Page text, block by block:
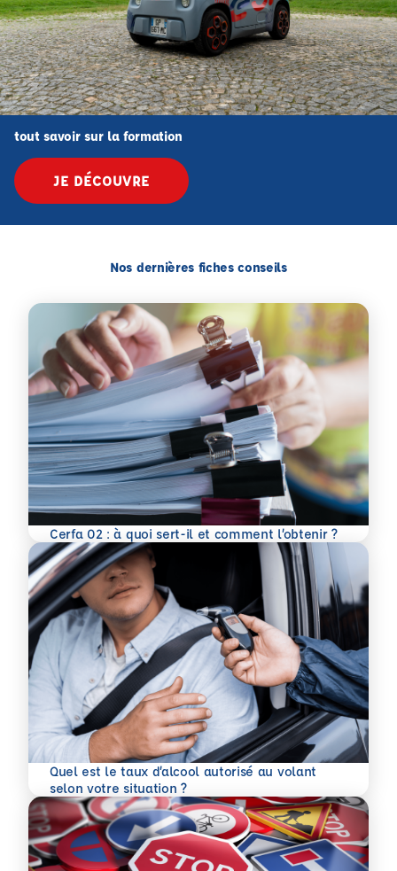
tout savoir sur la formation
JE DÉCOUVRE
Nos dernières fiches conseils
Cerfa 02 : à quoi sert-il et comment l’obtenir ?
En savoir plus
Quel est le taux d’alcool autorisé au volant
selon votre situation ?
En savoir plus